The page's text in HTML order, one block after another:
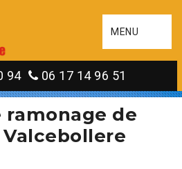
MENU
94 06 17 14 96 51
ramonage de